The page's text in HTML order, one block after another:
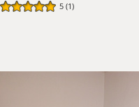
5 (1)